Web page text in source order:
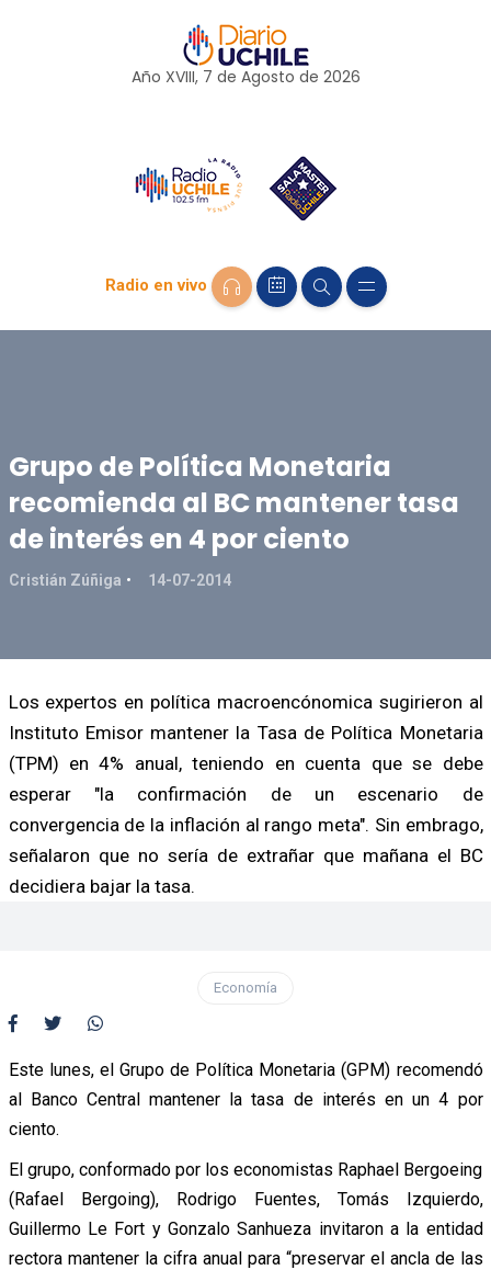
Año XVIII, 7 de Agosto de 2026
Radio en vivo
Grupo de Política Monetaria
recomienda al BC mantener tasa
de interés en 4 por ciento
Cristián Zúñiga 14-07-2014
Los expertos en política macroencónomica sugirieron al
Instituto Emisor mantener la Tasa de Política Monetaria
(TPM) en 4% anual, teniendo en cuenta que se debe
esperar "la confirmación de un escenario de
convergencia de la inflación al rango meta". Sin embrago,
señalaron que no sería de extrañar que mañana el BC
decidiera bajar la tasa.
Economía
Este lunes, el Grupo de Política Monetaria (GPM) recomendó
al Banco Central mantener la tasa de interés en un 4 por
ciento.
El grupo, conformado por los economistas Raphael Bergoeing
(Rafael Bergoing), Rodrigo Fuentes, Tomás Izquierdo,
Guillermo Le Fort y Gonzalo Sanhueza invitaron a la entidad
rectora mantener la cifra anual para “preservar el ancla de las